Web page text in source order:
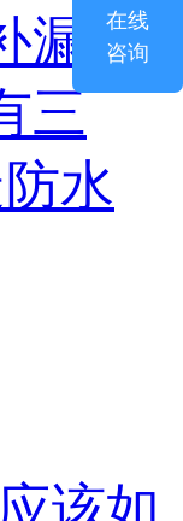
漏的
三
水
在线
咨询